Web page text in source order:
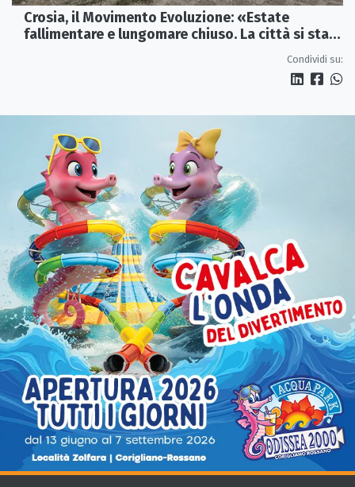
Crosia, il Movimento Evoluzione: «Estate
fallimentare e lungomare chiuso. La città si sta
Condividi su: